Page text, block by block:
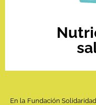
En la Fundación